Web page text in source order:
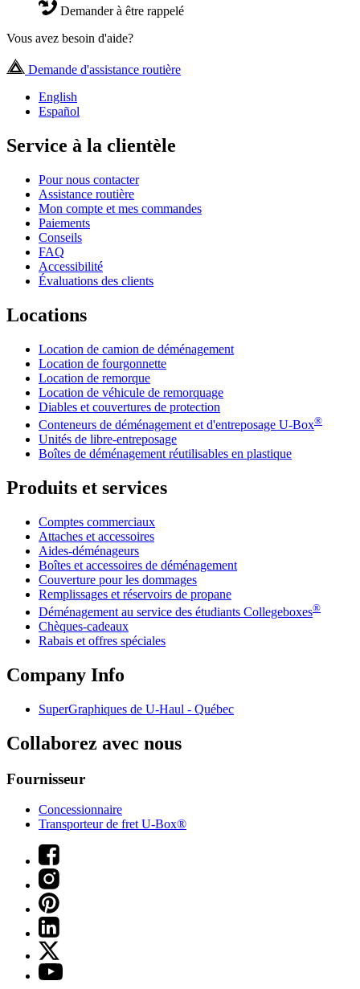
Demander à être rappelé
Vous avez besoin d'aide?
Demande d'assistance routière
English
Español
Service à la clientèle
Pour nous contacter
Assistance routière
Mon compte et mes commandes
Paiements
Conseils
FAQ
Accessibilité
Évaluations des clients
Locations
Location de camion de déménagement
Location de fourgonnette
Location de remorque
Location de véhicule de remorquage
Diables et couvertures de protection
Conteneurs de déménagement et d'entreposage U-Box®
Unités de libre-entreposage
Boîtes de déménagement réutilisables en plastique
Produits et services
Comptes commerciaux
Attaches et accessoires
Aides-déménageurs
Boîtes et accessoires de déménagement
Couverture pour les dommages
Remplissages et réservoirs de propane
Déménagement au service des étudiants Collegeboxes®
Chèques-cadeaux
Rabais et offres spéciales
Company Info
SuperGraphiques de U-Haul - Québec
Collaborez avec nous
Fournisseur
Concessionnaire
Transporteur de fret U-Box®